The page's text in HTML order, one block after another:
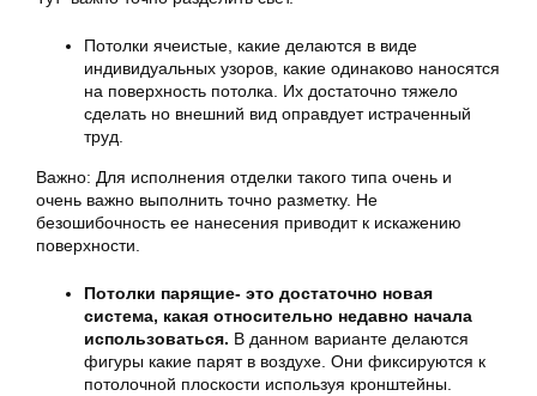
Потолки ячеистые, какие делаются в виде
индивидуальных узоров, какие одинаково наносятся
на поверхность потолка. Их достаточно тяжело
сделать но внешний вид оправдует истраченный
труд.
Важно: Для исполнения отделки такого типа очень и
очень важно выполнить точно разметку. Не
безошибочность ее нанесения приводит к искажению
поверхности.
Потолки парящие- это достаточно новая
система, какая относительно недавно начала
использоваться. В данном варианте делаются
фигуры какие парят в воздухе. Они фиксируются к
потолочной плоскости используя кронштейны.